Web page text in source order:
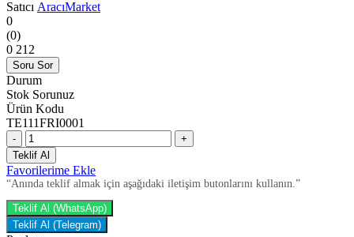
Satıcı AracıMarket
0
(0)
0 212
Soru Sor
Durum
Stok Sorunuz
Ürün Kodu
TE111FRI0001
-
+
Teklif Al
Favorilerime Ekle
“Anında teklif almak için aşağıdaki iletişim butonlarını kullanın.”
Teklif Al (WhatsApp)
Teklif Al (Telegram)